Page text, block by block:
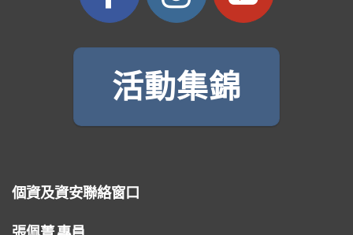
活動集錦
個資及資安聯絡窗口